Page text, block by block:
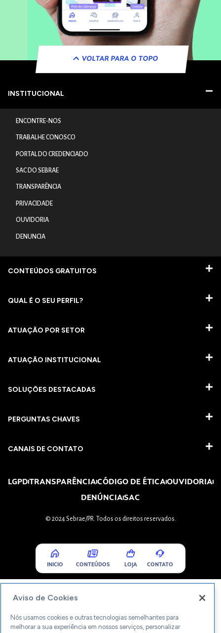
VOLTAR PARA O TOPO
INSTITUCIONAL
ENCONTRE-NOS
TRABALHE CONOSCO
PORTAL DO CREDENCIADO
SAC DO SEBRAE
TRANSPARÊNCIA
PRIVACIDADE
OUVIDORIA
DENUNCIA
CONTEÚDOS GRATUITOS
QUAL É O SEU PERFIL?
ATUAÇÃO POR SETOR
ATUAÇÃO INSTITUCIONAL
SOLUÇÕES DESTACADAS
PERGUNTAS CHAVES​
CANAIS DE CONTATO
LGPDTRANSPARÊNCIACÓDIGO DE ÉTICAOUVIDORIA
DENÚNCIASAC
© 2024 Sebrae/PR. Todos os direitos reservados.
INICIO CONTEÚDOS LOJA CONTATO
Aviso de Cookies
Nós usamos cookies e outras tecnologias semelhantes para
melhorar a sua experiência em nossos serviços, personalizar